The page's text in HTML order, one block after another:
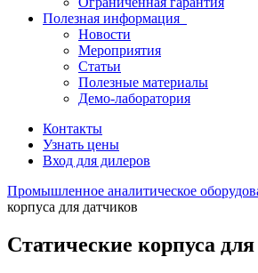
Полезная информация
Новости
Мероприятия
Статьи
Полезные материалы
Демо-лаборатория
Контакты
Узнать цены
Вход для дилеров
Промышленное аналитическое
корпуса для датчиков
Статические корпуса